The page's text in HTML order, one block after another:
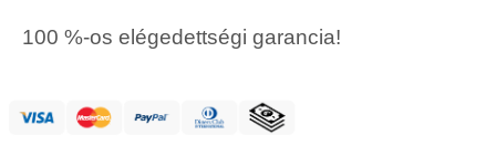
100 %-os elégedettségi garancia!